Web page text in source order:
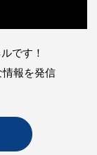
です！
報を発信